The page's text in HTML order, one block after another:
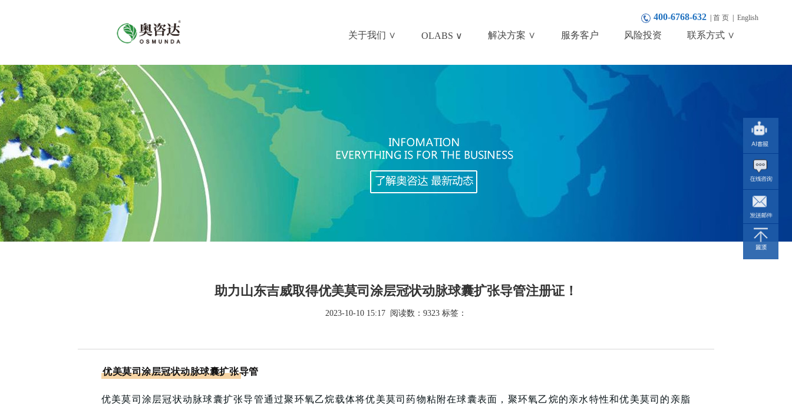
400-6768-632 |首 页 |English
关于我们 ∨ OLABS ∨ 解决方案 ∨ 服务客户 风险投资 联系方式 ∨
助力山东吉威取得优美莫司涂层冠状动脉球囊扩张导管注册证！
2023-10-10 15:17 阅读数：9323 标签：
优美莫司涂层冠状动脉球囊扩张导管
优美莫司涂层冠状动脉球囊扩张导管通过聚环氧乙烷载体将优美莫司药物粘附在球囊表面，聚环氧乙烷的亲水特性和优美莫司的亲脂